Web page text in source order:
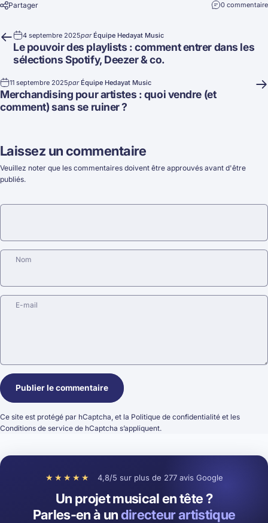
Partager 0 commentaire
4 septembre 2025par Équipe Hedayat Music
Le pouvoir des playlists : comment entrer dans les
sélections Spotify, Deezer & co.
11 septembre 2025par Équipe Hedayat Music
Merchandising pour artistes : quoi vendre (et
comment) sans se ruiner ?
Laissez un commentaire
Veuillez noter que les commentaires doivent être approuvés avant d'être
publiés.
Nom
E-mail
Message
Publier le commentaire
Ce site est protégé par hCaptcha, et la Politique de confidentialité et les
Conditions de service de hCaptcha s’appliquent.
★★★★★ 4,8/5 sur plus de 277 avis Google
Un projet musical en tête ?
Parles-en à undirecteur artistique